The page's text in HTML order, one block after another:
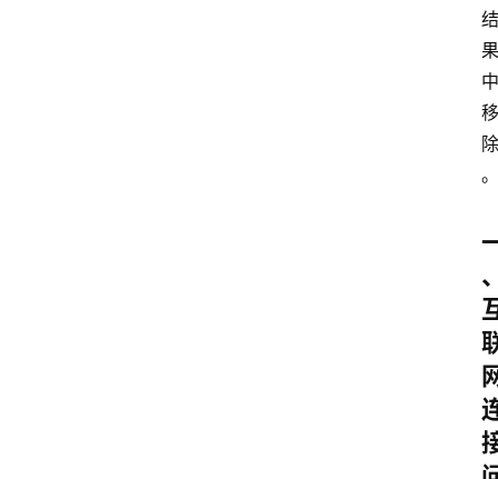
结
果
中
移
除
。